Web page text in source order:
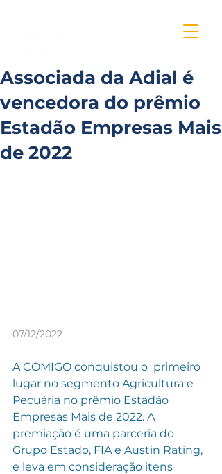
Associada da Adial é
vencedora do prêmio
Estadão Empresas Mais
de 2022
07/12/2022
A COMIGO conquistou o  primeiro
lugar no segmento Agricultura e
Pecuária no prêmio Estadão
Empresas Mais de 2022. A
premiação é uma parceria do
Grupo Estado, FIA e Austin Rating,
e leva em consideração itens